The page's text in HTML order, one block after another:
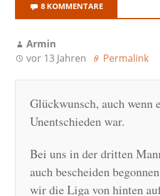
8 KOMMENTARE
Armin
vor 13 Jahren
Permalink
Glückwunsch, auch wenn
Unentschieden war.
Bei uns in der dritten
auch bescheiden
wir die Liga von hinten